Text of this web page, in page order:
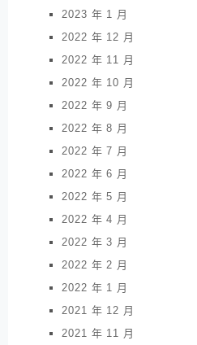
2023 年 1 月
2022 年 12 月
2022 年 11 月
2022 年 10 月
2022 年 9 月
2022 年 8 月
2022 年 7 月
2022 年 6 月
2022 年 5 月
2022 年 4 月
2022 年 3 月
2022 年 2 月
2022 年 1 月
2021 年 12 月
2021 年 11 月